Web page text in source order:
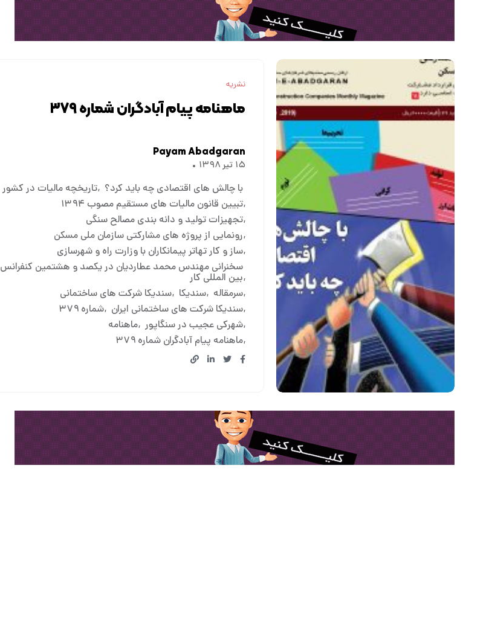
نشریه
ماهنامه پیام آبادگران شماره ۳۷۹
Payam Abadgaran
۱۵ تیر ۱۳۹۸
با چالش های اقتصادی چه باید کرد؟ تاریخچه مالیات در کشور
تبیین قانون مالیات های مستقیم مصوب ۱۳۹۴
تجهیزات تولید و دانه بندی مصالح سنگی
رونمایی از پروژه های مشارکتی سازمان ملی مسکن
ساز و کار تهاتر پیمانکاران با وزارت راه و شهرسازی
سخنرانی مهندس محمد عطاردیان در یکصد و هشتمین کنفرانس
بین المللی کار
سرمقاله سندیکا سندیکا شرکت های ساختمانی
سندیکا شرکت های ساختمانی ایران شماره ۳۷۹
شهرکی عجیب در سنگاپور ماهنامه
ماهنامه پیام آبادگران شماره ۳۷۹